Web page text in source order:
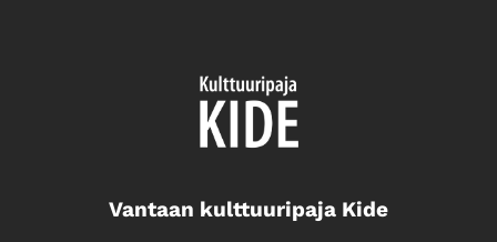
Vantaan kulttuuripaja Kide